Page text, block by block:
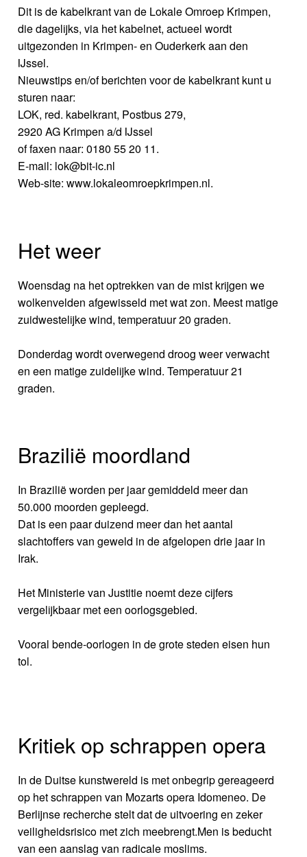
Dit is de kabelkrant van de Lokale Omroep Krimpen,
die dagelijks, via het kabelnet, actueel wordt
uitgezonden in Krimpen- en Ouderkerk aan den
IJssel.
Nieuwstips en/of berichten voor de kabelkrant kunt u
sturen naar:
LOK, red. kabelkrant, Postbus 279,
2920 AG Krimpen a/d IJssel
of faxen naar: 0180 55 20 11.
E-mail: lok@bit-ic.nl
Web-site: www.lokaleomroepkrimpen.nl.
Het weer
Woensdag na het optrekken van de mist krijgen we
wolkenvelden afgewisseld met wat zon. Meest matige
zuidwestelijke wind, temperatuur 20 graden.
Donderdag wordt overwegend droog weer verwacht
en een matige zuidelijke wind. Temperatuur 21
graden.
Brazilië moordland
In Brazilië worden per jaar gemiddeld meer dan
50.000 moorden gepleegd.
Dat is een paar duizend meer dan het aantal
slachtoffers van geweld in de afgelopen drie jaar in
Irak.
Het Ministerie van Justitie noemt deze cijfers
vergelijkbaar met een oorlogsgebied.
Vooral bende-oorlogen in de grote steden eisen hun
tol.
Kritiek op schrappen opera
In de Duitse kunstwereld is met onbegrip gereageerd
op het schrappen van Mozarts opera Idomeneo. De
Berlijnse recherche stelt dat de uitvoering en zeker
veiligheidsrisico met zich meebrengt.Men is beducht
van een aanslag van radicale moslims.